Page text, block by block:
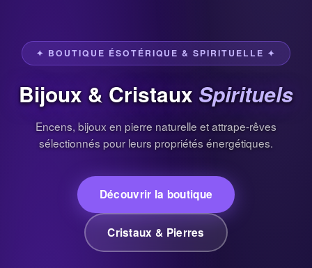
✦ BOUTIQUE ÉSOTÉRIQUE & SPIRITUELLE ✦
Bijoux & Cristaux Spirituels
Encens, bijoux en pierre naturelle et attrape-rêves
sélectionnés pour leurs propriétés énergétiques.
Découvrir la boutique
Cristaux & Pierres